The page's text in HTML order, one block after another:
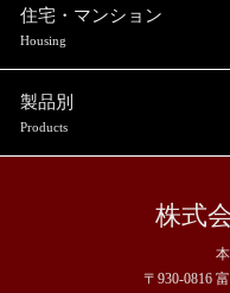
住宅・マンション
Housing
製品別
Products
株式
〒930-0816